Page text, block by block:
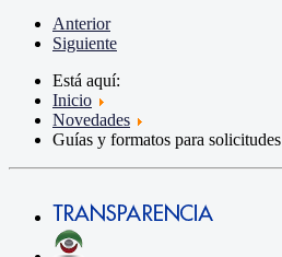
Anterior
Siguiente
Está aquí:
Inicio
Novedades
Guías y formatos para solicitudes